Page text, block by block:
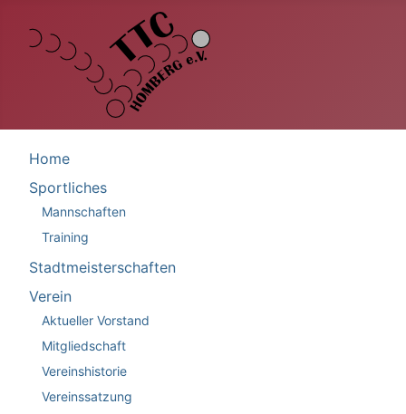
Home
Sportliches
Mannschaften
Training
Stadtmeisterschaften
Verein
Aktueller Vorstand
Mitgliedschaft
Vereinshistorie
Vereinssatzung